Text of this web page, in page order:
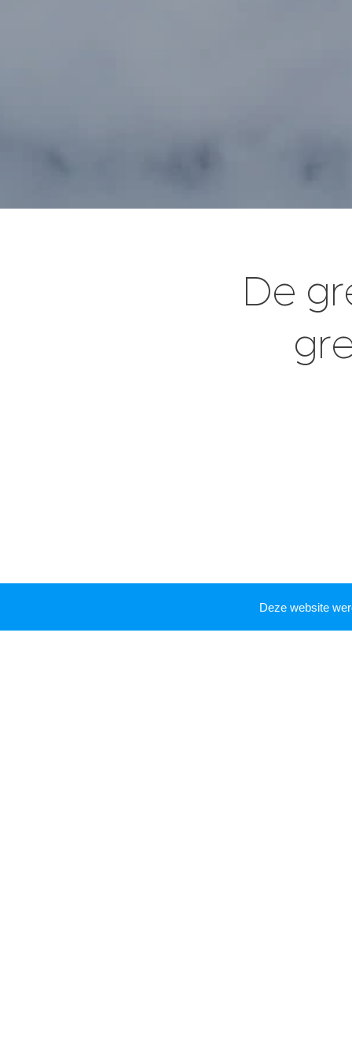
De
Deze website